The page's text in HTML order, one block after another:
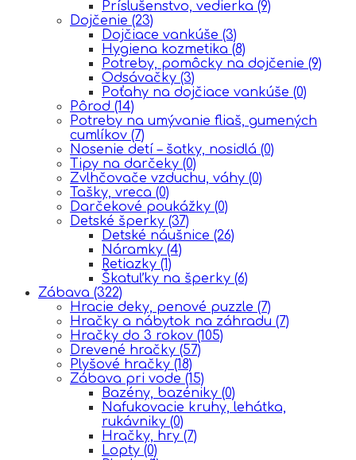
Príslušenstvo, vedierka (9)
Dojčenie (23)
Dojčiace vankúše (3)
Hygiena kozmetika (8)
Potreby, pomôcky na dojčenie (9)
Odsávačky (3)
Poťahy na dojčiace vankúše (0)
Pôrod (14)
Potreby na umývanie fliaš, gumených
cumlíkov (7)
Nosenie detí – šatky, nosidlá (0)
Tipy na darčeky (0)
Zvlhčovače vzduchu, váhy (0)
Tašky, vreca (0)
Darčekové poukážky (0)
Detské šperky (37)
Detské náušnice (26)
Náramky (4)
Retiazky (1)
Škatuľky na šperky (6)
Zábava (322)
Hracie deky, penové puzzle (7)
Hračky a nábytok na záhradu (7)
Hračky do 3 rokov (105)
Drevené hračky (57)
Plyšové hračky (18)
Zábava pri vode (15)
Bazény, bazéniky (0)
Nafukovacie kruhy, lehátka,
rukávniky (0)
Hračky, hry (7)
Lopty (0)